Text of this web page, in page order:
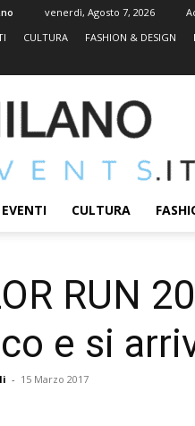
venerdì, Agosto 7, 2026
CULTURA FASHION & DESIGN
MILANOEVENTS.IT
|
2.0
ed
Eventi
EVENTI CULTURA
RUN
e si
- 15 Marzo 2017